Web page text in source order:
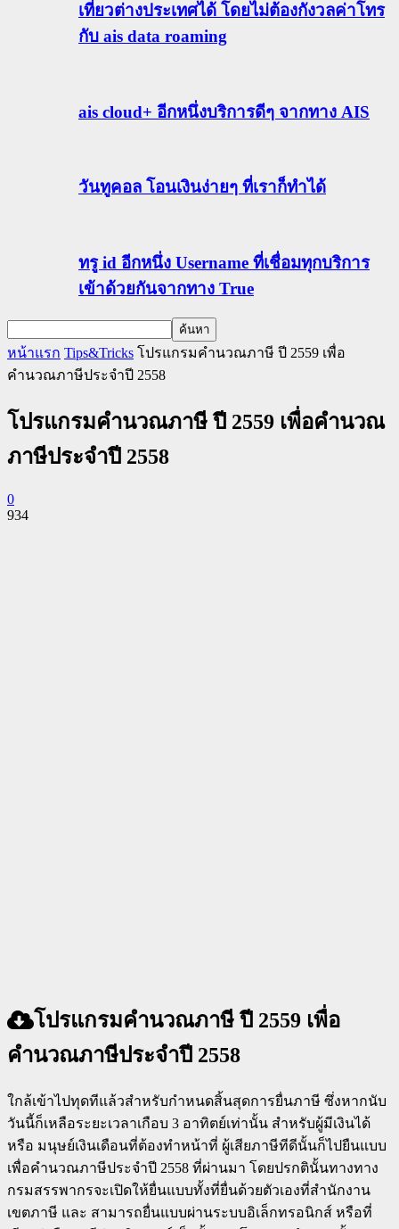
เที่ยวต่างประเทศได้ โดยไม่ต้องกังวลค่าโทร
กับ ais data roaming
ais cloud+ อีกหนึ่งบริการดีๆ จากทาง AIS
วันทูคอล โอนเงินง่ายๆ ที่เราก็ทำได้
ทรู id อีกหนึ่ง Username ที่เชื่อมทุกบริการ
เข้าด้วยกันจากทาง True
หน้าแรก Tips&Tricks โปรแกรมคำนวณภาษี ปี 2559 เพื่อ
คำนวณภาษีประจำปี 2558
โปรแกรมคำนวณภาษี ปี 2559 เพื่อคำนวณ
ภาษีประจำปี 2558
0
934
โปรแกรมคำนวณภาษี ปี 2559 เพื่อ
คำนวณภาษีประจำปี 2558
ใกล้เข้าไปทุดทีแล้วสำหรับกำหนดสิ้นสุดการยื่นภาษี ซึ่งหากนับ
วันนี้ก็เหลือระยะเวลาเกือบ 3 อาทิตย์เท่านั้น สำหรับผู้มีเงินได้
หรือ มนุษย์เงินเดือนที่ต้องทำหน้าที่ ผู้เสียภาษีทีดีนั้นก็ไปยืนแบบ
เพื่อคำนวณภาษีประจำปี 2558 ที่ผ่านมา โดยปรกตินั้นทางทาง
กรมสรรพากรจะเปิดให้ยื่นแบบทั้งที่ยื่นด้วยตัวเองที่สำนักงาน
เขตภาษี และ สามารถยื่นแบบผ่านระบบอิเล็กทรอนิกส์ หรือที่